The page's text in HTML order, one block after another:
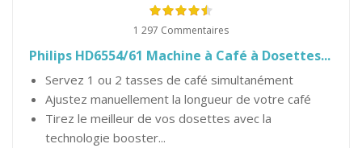
1 297 Commentaires
Philips HD6554/61 Machine à Café à Dosettes...
Servez 1 ou 2 tasses de café simultanément
Ajustez manuellement la longueur de votre café
Tirez le meilleur de vos dosettes avec la
technologie booster...